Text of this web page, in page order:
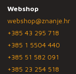
Webshop
webshop@znanje.hr
+385 43 295 718
+385 1 5504 440
+385 51 582 091
+385 23 254 518